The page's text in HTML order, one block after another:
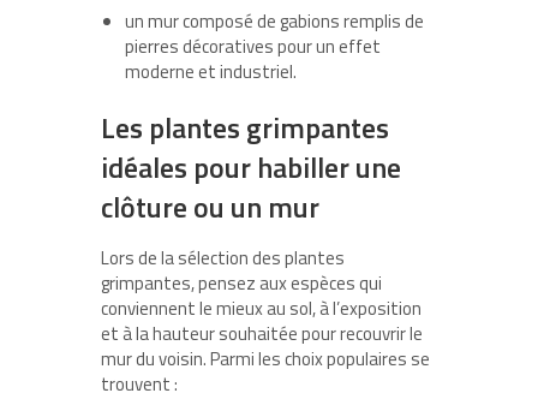
un mur composé de gabions remplis de
pierres décoratives pour un effet
moderne et industriel.
Les plantes grimpantes
idéales pour habiller une
clôture ou un mur
Lors de la sélection des plantes
grimpantes, pensez aux espèces qui
conviennent le mieux au sol, à l’exposition
et à la hauteur souhaitée pour recouvrir le
mur du voisin. Parmi les choix populaires se
trouvent :